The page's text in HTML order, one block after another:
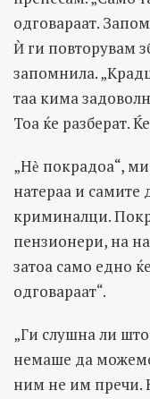
одговараат.
Ѝ ги повторувам
запомнила.
таа кима
Тоа ќе разберат.
„Нѐ покрадоа“,
натераа и самите
криминалци.
пензионери, на
затоа само едно
одговараат“.
„Ги слушна ли
немаше да
ним не им пречи.